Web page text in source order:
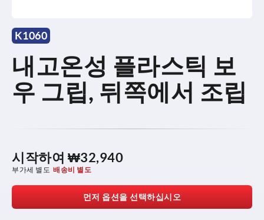
K1060
내고온성 플라스틱 보
우 그립, 뒤쪽에서 조립
시작하여 ₩32,940
부가세 별도 배송비 별도
먼저 옵션을 선택하십시오